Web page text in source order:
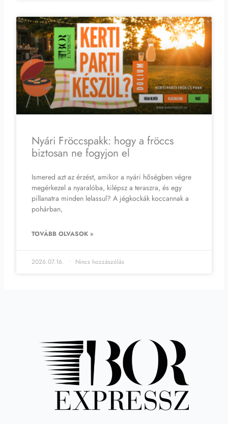
Nyári Fröccspakk: hogy a fröccs
biztosan ne fogyjon el
Ismered azt az érzést, amikor a nyári hőségben végre
megérkezel a nyaralóba, kilépsz a teraszra, és egy
pillanatra minden lelassul? A jégkockák koccannak a
pohárban,
TOVÁBB OLVASOK »
2026.07.16. Nincs hozzászólás